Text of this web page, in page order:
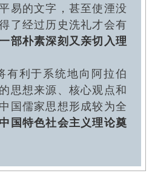
易的文字，甚至使湮没
了经过历史洗礼才会有
部朴素深刻又亲切入理
有利于系统地向阿拉伯
思想来源、核心观点和
国儒家思想形成较为全
国特色社会主义理论奠